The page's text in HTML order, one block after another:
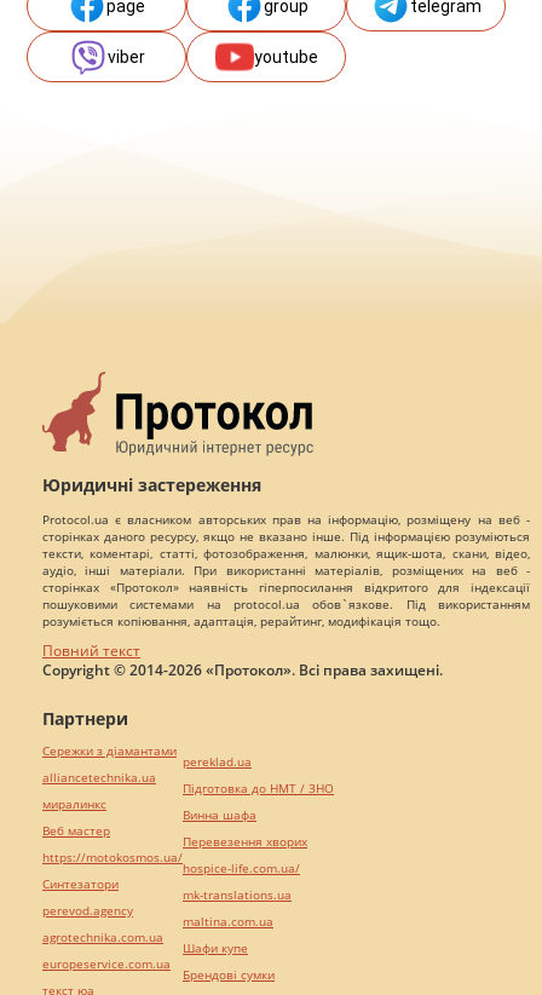
page group telegram
viber youtube
Юридичні застереження
Protocol.ua є власником авторських прав на інформацію, розміщену на веб -
сторінках даного ресурсу, якщо не вказано інше. Під інформацією розуміються
тексти, коментарі, статті, фотозображення, малюнки, ящик-шота, скани, відео,
аудіо, інші матеріали. При використанні матеріалів, розміщених на веб -
сторінках «Протокол» наявність гіперпосилання відкритого для індексації
пошуковими системами на protocol.ua обов`язкове. Під використанням
розуміється копіювання, адаптація, рерайтинг, модифікація тощо.
Повний текст
Copyright © 2014-2026 «Протокол». Всі права захищені.
Партнери
Сережки з діамантами
alliancetechnika.ua
миралинкс
Веб мастер
https://motokosmos.ua/
Синтезатори
perevod.agency
agrotechnika.com.ua
europeservice.com.ua
текст юа
pereklad.ua
Підготовка до НМТ / ЗНО
Винна шафа
Перевезення хворих
hospice-life.com.ua/
mk-translations.ua
maltina.com.ua
Шафи купе
Брендові сумки